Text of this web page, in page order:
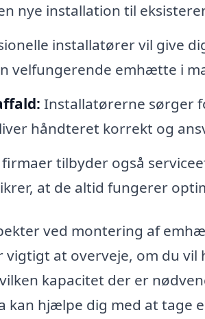
nye installation til
installatører vil give
velfungerende emhætte i
Installatørerne sørger
håndteret korrekt og
tilbyder også
at de altid fungerer
ved montering af
at overveje, om du vil
kapacitet der er
kan hjælpe dig med at tage